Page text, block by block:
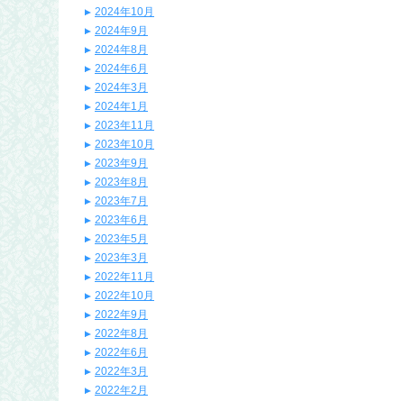
2024年10月
2024年9月
2024年8月
2024年6月
2024年3月
2024年1月
2023年11月
2023年10月
2023年9月
2023年8月
2023年7月
2023年6月
2023年5月
2023年3月
2022年11月
2022年10月
2022年9月
2022年8月
2022年6月
2022年3月
2022年2月